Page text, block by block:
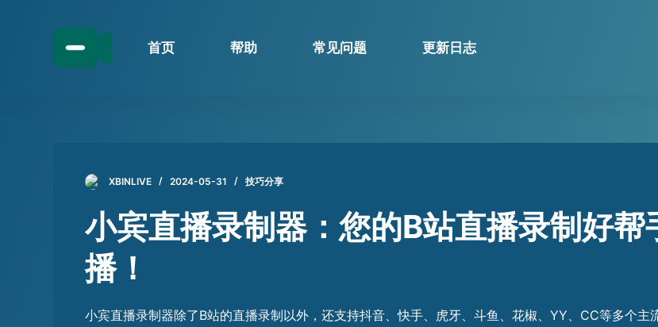
首页 帮助 常见问题 更新日志
XBINLIVE 2024-05-31 技巧分享
小宾直播录制器：您的B站直播录制好
播！
小宾直播录制器除了B站的直播录制以外，还支持抖音、快手、虎牙、斗鱼、花椒、YY、CC等多个